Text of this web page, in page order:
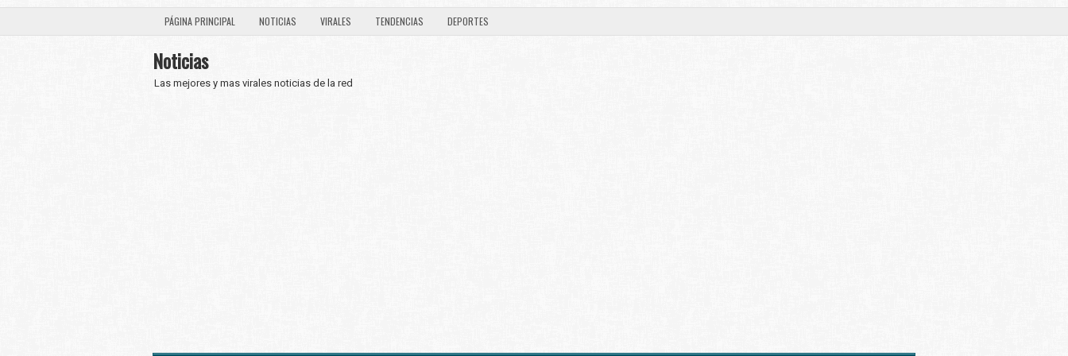
PÁGINA PRINCIPAL NOTICIAS VIRALES TENDENCIAS DEPORTES
Noticias
Las mejores y mas virales noticias de la red